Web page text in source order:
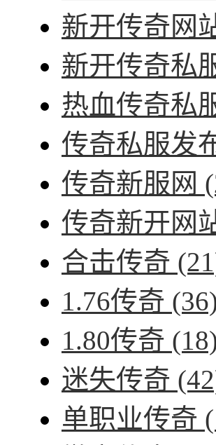
新开传奇网
新开传奇私
热血传奇私
传奇私服发
传奇新服网
传奇新开网
合击传奇
1.76传奇
1.80传奇
迷失传奇
单职业传奇